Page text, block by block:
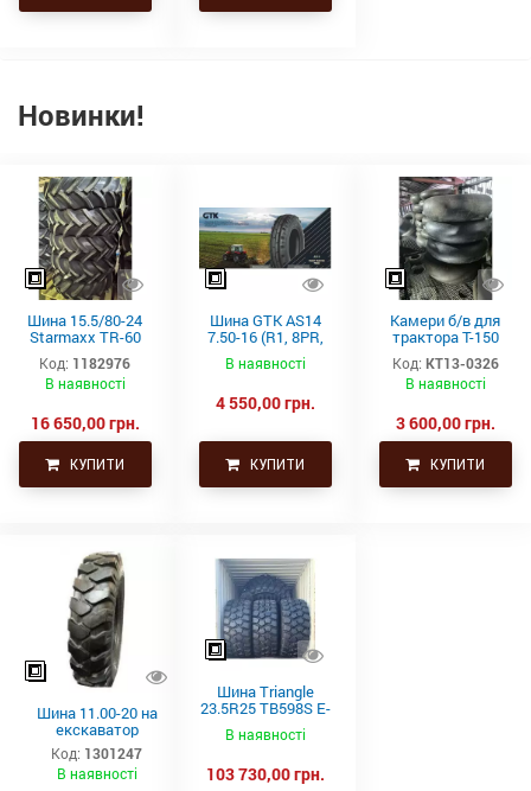
Новинки!
Шина 15.5/80-24
Starmaxx TR-60
(16PR, 163A8, TL)
Код: 1182976
В наявності
16 650,00 грн.
КУПИТИ
Шина GTK AS14
7.50-16 (R1, 8PR,
TT)
В наявності
4 550,00 грн.
КУПИТИ
Камери б/в для
трактора Т-150
21.3-24 (530-610)
СНГ товсті
Код: КТ13-0326
В наявності
3 600,00 грн.
КУПИТИ
Шина 11.00-20 на
екскаватор
Код: 1301247
В наявності
Шина Triangle
23.5R25 TB598S E-
4 201A2/185B
В наявності
103 730,00 грн.